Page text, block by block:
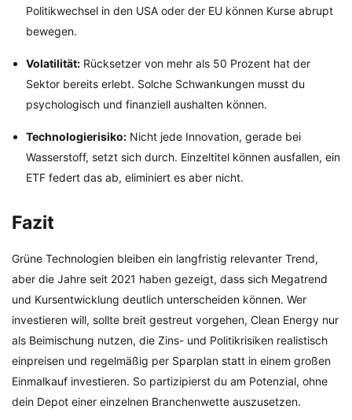
Politikwechsel in den USA oder der EU können Kurse abrupt
bewegen.
Volatilität: Rücksetzer von mehr als 50 Prozent hat der
Sektor bereits erlebt. Solche Schwankungen musst du
psychologisch und finanziell aushalten können.
Technologierisiko: Nicht jede Innovation, gerade bei
Wasserstoff, setzt sich durch. Einzeltitel können ausfallen, ein
ETF federt das ab, eliminiert es aber nicht.
Fazit
Grüne Technologien bleiben ein langfristig relevanter Trend,
aber die Jahre seit 2021 haben gezeigt, dass sich Megatrend
und Kursentwicklung deutlich unterscheiden können. Wer
investieren will, sollte breit gestreut vorgehen, Clean Energy nur
als Beimischung nutzen, die Zins- und Politikrisiken realistisch
einpreisen und regelmäßig per Sparplan statt in einem großen
Einmalkauf investieren. So partizipierst du am Potenzial, ohne
dein Depot einer einzelnen Branchenwette auszusetzen.